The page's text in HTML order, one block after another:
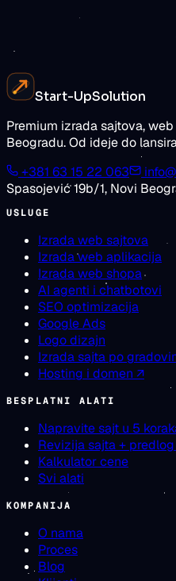
Zatražite procenu
Start-UpSolution
Premium izrada sajtova,
Beogradu. Od ideje do
+381 63 15 22 063
Spasojević 19b/1, Novi
USLUGE
Izrada web sajtova
Izrada web aplikacija
Izrada web shopa
AI agenti i chatbotovi
SEO optimizacija
Google Ads
Logo dizajn
Izrada sajta po
Hosting i domen ↗
BESPLATNI ALATI
Napravite sajt u 5
Revizija sajta +
Kalkulator cene
Svi alati
KOMPANIJA
O nama
Proces
Blog